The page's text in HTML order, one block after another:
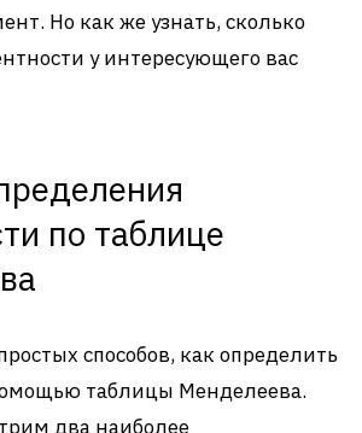
Но как же узнать, сколько
у интересующего вас
по таблице
способов, как определить
таблицы Менделеева.
два наиболее